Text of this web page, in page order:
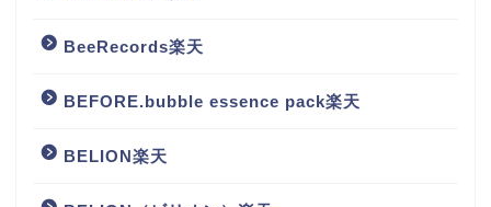
BeeRecords楽天
BEFORE.bubble essence pack楽天
BELION楽天